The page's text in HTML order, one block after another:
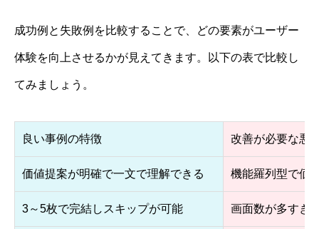
成功例と失敗例を比較することで、どの要素がユーザー
体験を向上させるかが見えてきます。以下の表で比較し
てみましょう。
良い事例の特徴 改善が必要な悪
価値提案が明確で一文で理解できる 機能羅列型で価
3～5枚で完結しスキップが可能 画面数が多すぎ